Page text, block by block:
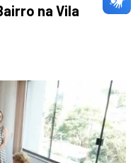
na Vila